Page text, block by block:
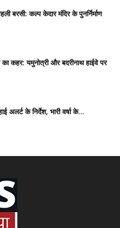
बरसी: कल्प केदार मंदिर के पुनर्निर्माण
का कहर: यमुनोत्री और बदरीनाथ हाईवे पर
अलर्ट के निर्देश, भारी वर्षा के...